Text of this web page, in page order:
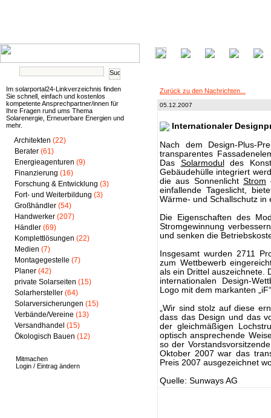
Im solarportal24-Linkverzeichnis finden
Sie schnell, einfach und kostenlos
kompetente Ansprechpartner/innen für
Ihre Fragen rund ums Thema
Solarenergie, Erneuerbare Energien und
mehr.
Architekten (22)
Berater (61)
Energieagenturen (9)
Finanzierung (16)
Forschung & Entwicklung (3)
Fort- und Weiterbildung (3)
Großhändler (54)
Handwerker (207)
Händler (69)
Komplettlösungen (22)
Medien (7)
Montagegestelle (7)
Planer (42)
private Solarseiten (15)
Solarhersteller (64)
Solarversicherungen (15)
Verbände/Vereine (13)
Versandhandel (15)
Ökologisch Bauen (12)
Mitmachen
Login / Eintrag ändern
Zurück zu den Nachrichten...
05.12.2007
Internationaler
Nach dem Design-Plus-
transparentes
Das Solarmodul
des
Gebäudehülle integriert
die aus Sonnenlicht Strom
einfallende Tageslicht,
Wärme- und Schallschutz in
Die Eigenschaften des
Stromgewinnung
und senken die
Insgesamt wurden 2711
zum Wettbewerb
als ein Drittel auszeichnete.
internationalen Design-
Logo mit dem markanten
„Wir sind stolz auf diese
dass das Design und das
der gleichmäßigen
optisch ansprechende
so der
Oktober 2007 war das
Preis 2007 ausgezeichnet
Quelle: Sunways AG